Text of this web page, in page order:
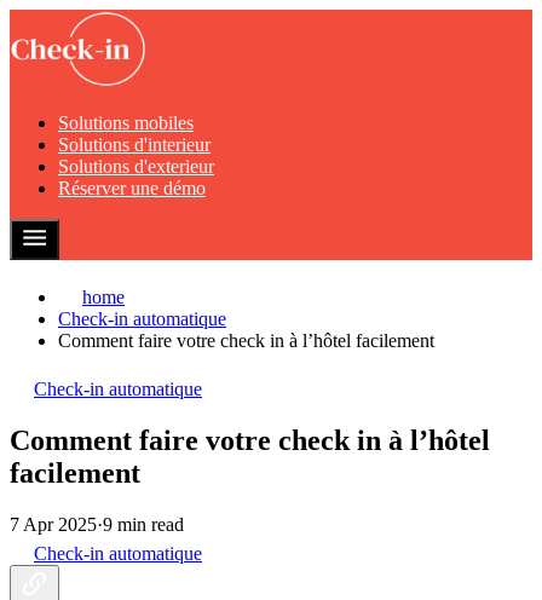
Solutions mobiles
Solutions d'interieur
Solutions d'exterieur
Réserver une démo
home
Check-in automatique
Comment faire votre check in à l’hôtel facilement
Check-in automatique
Comment faire votre check in à l’hôtel
facilement
7 Apr 2025·9 min read
Check-in automatique